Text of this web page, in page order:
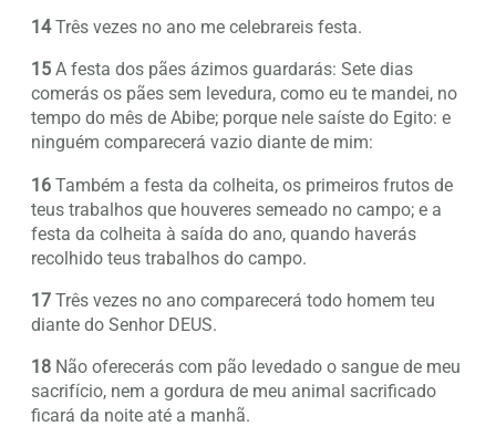
14Três vezes no ano me celebrareis festa.
15 A festa dos pães ázimos guardarás: Sete dias
comerás os pães sem levedura, como eu te mandei, no
tempo do mês de Abibe; porque nele saíste do Egito: e
ninguém comparecerá vazio diante de mim:
16 Também a festa da colheita, os primeiros frutos de
teus trabalhos que houveres semeado no campo; e a
festa da colheita à saída do ano, quando haverás
recolhido teus trabalhos do campo.
17 Três vezes no ano comparecerá todo homem teu
diante do Senhor DEUS.
18 Não oferecerás com pão levedado o sangue de meu
sacrifício, nem a gordura de meu animal sacrificado
ficará da noite até a manhã.